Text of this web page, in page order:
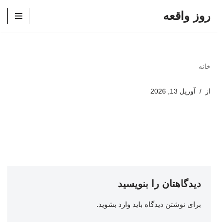
روز واقعه
خانه
از آوریل 13, 2026
دیدگاهتان را بنویسید
برای نوشتن دیدگاه باید وارد بشوید.